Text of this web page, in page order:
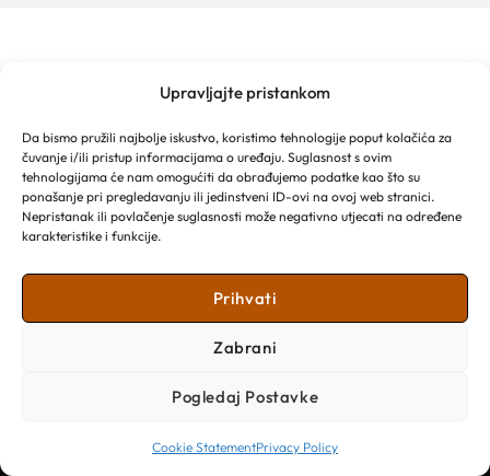
Upravljajte pristankom
Da bismo pružili najbolje iskustvo, koristimo tehnologije poput kolačića za
čuvanje i/ili pristup informacijama o uređaju. Suglasnost s ovim
tehnologijama će nam omogućiti da obrađujemo podatke kao što su
ponašanje pri pregledavanju ili jedinstveni ID-ovi na ovoj web stranici.
Nepristanak ili povlačenje suglasnosti može negativno utjecati na određene
karakteristike i funkcije.
Prihvati
Zabrani
Pogledaj Postavke
Cookie StatementPrivacy Policy
Franjevački put 2a
Obala kralja Tomislava 16
21 300 Makarska
Email: info@makarska-info.hr
Phone: +385 21 612 002/+385 21 650 076
Copyright © 2026 Turistička zajednica Grada Makarske​